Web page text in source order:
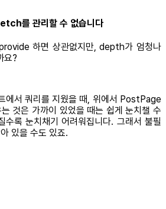
를 관리할 수 없습니다
하면 상관없지만, depth가 엄청나
요?
에서 쿼리를 지웠을 때, 위에서 PostPage
것은 가까이 있었을 때는 쉽게 눈치챌 수
수록 눈치채기 어려워집니다. 그래서 불필
있을 수도 있죠.